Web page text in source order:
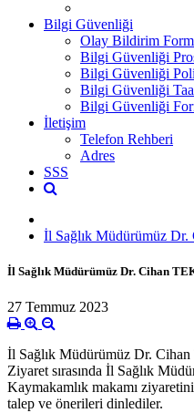
Bilgi Güvenliği
Olay Bildirim
Bilgi Güvenliği
Bilgi Güvenliği
Bilgi Güvenliği
Bilgi Güvenliği
İletişim
Telefon Rehberi
Adres
SSS
İl Sağlık Müdürümüz Dr.
İl Sağlık Müdürümüz Dr. Cihan
27 Temmuz 2023
İl Sağlık Müdürümüz Dr.
Ziyaret sırasında İl Sağlık
Kaymakamlık makamı
talep ve önerileri dinlediler.